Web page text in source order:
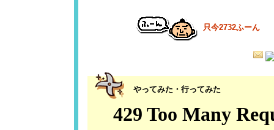
只今2732ふーん
やってみた・行ってみた